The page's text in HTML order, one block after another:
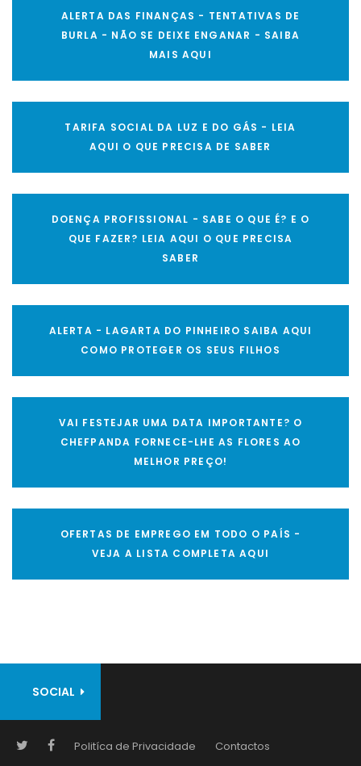
ALERTA DAS FINANÇAS - TENTATIVAS DE
BURLA - NÃO SE DEIXE ENGANAR - SAIBA
MAIS AQUI
TARIFA SOCIAL DA LUZ E DO GÁS - LEIA
AQUI O QUE PRECISA DE SABER
DOENÇA PROFISSIONAL - SABE O QUE É? E O
QUE FAZER? LEIA AQUI O QUE PRECISA
SABER
ALERTA - LAGARTA DO PINHEIRO SAIBA AQUI
COMO PROTEGER OS SEUS FILHOS
VAI FESTEJAR UMA DATA IMPORTANTE? O
CHEFPANDA FORNECE-LHE AS FLORES AO
MELHOR PREÇO!
OFERTAS DE EMPREGO EM TODO O PAÍS -
VEJA A LISTA COMPLETA AQUI
SOCIAL
Politíca de Privacidade Contactos